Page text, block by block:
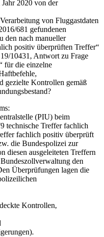
2020 von der
von Fluggastdaten
681 gefundenen
den nach manueller
positiv überprüften Treffer“
10431, Antwort zu Frage
für die einzelne
gezielte Kontrollen gemäß
(PIU) beim
technische Treffer fachlich
fachlich positiv überprüft
die Bundespolizei zur
diesen ausgeleiteten Treffern
den
Überprüfungen lagen die
Kontrollen,